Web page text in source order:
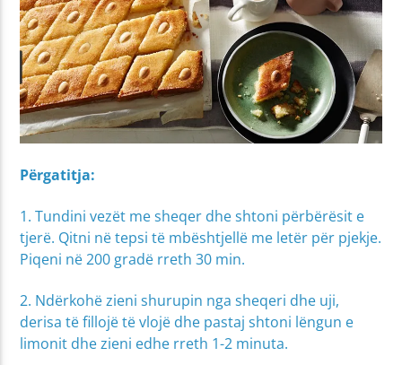
Përgatitja:
1. Tundini vezët me sheqer dhe shtoni përbërësit e
tjerë. Qitni në tepsi të mbështjellë me letër për pjekje.
Piqeni në 200 gradë rreth 30 min.
2. Ndërkohë zieni shurupin nga sheqeri dhe uji,
derisa të fillojë të vlojë dhe pastaj shtoni lëngun e
limonit dhe zieni edhe rreth 1-2 minuta.